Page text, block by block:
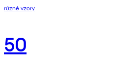
různé vzory
50